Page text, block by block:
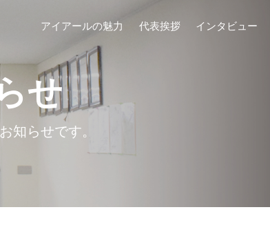
アイアールの魅力 代表挨拶 インタビュー
せ
知らせです。